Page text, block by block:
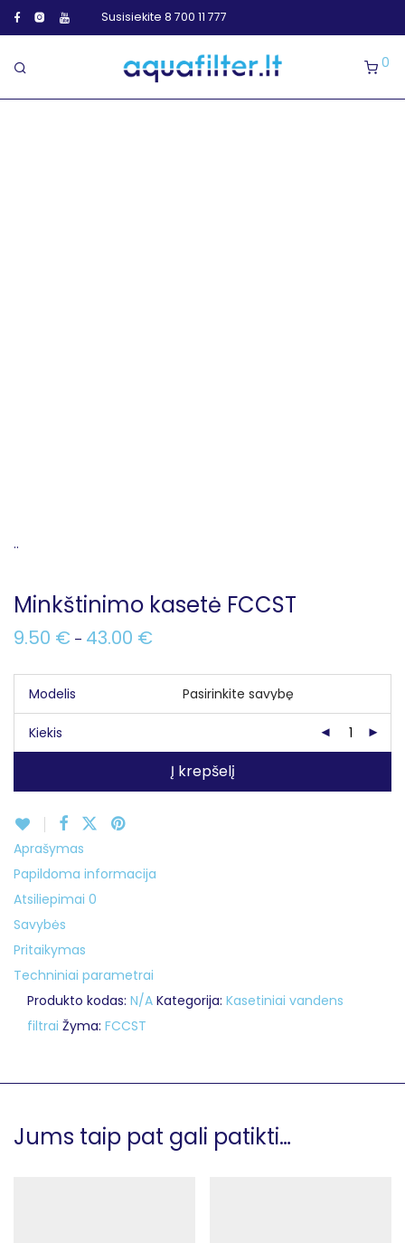
Susisiekite 8 700 11 777
0
..
Minkštinimo kasetė FCCST
9.50 € – 43.00 €
Modelis
Kiekis
Į krepšelį
Aprašymas
Papildoma informacija
Atsiliepimai 0
Savybės
Pritaikymas
Techniniai parametrai
Produkto kodas: N/A Kategorija: Kasetiniai vandens
filtrai Žyma: FCCST
Jums taip pat gali patikti…